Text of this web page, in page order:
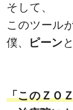
そして、
このツール
僕、
ピーン
「このＺＯ